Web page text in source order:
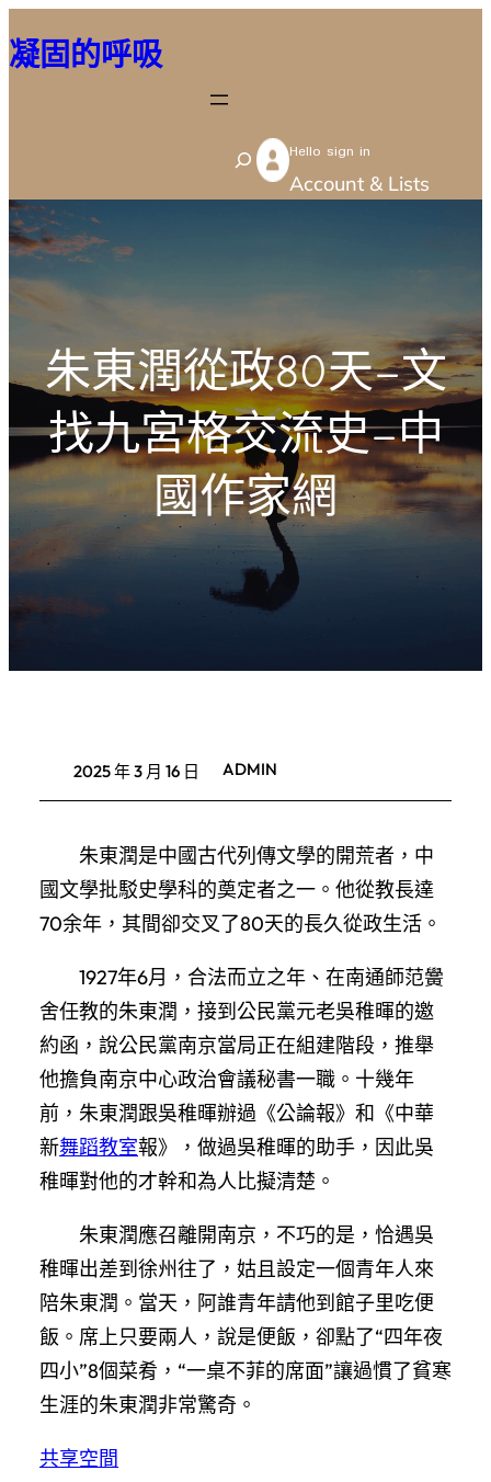
至
容
凝固的呼吸
S
e
Hello sign in
Account & Lists
朱東潤從政80天–文
找九宮格交流史–中
國作家網
2025 年 3 月 16 日 ADMIN
朱東潤是中國古代列傳文學的開荒者，中
國文學批駁史學科的奠定者之一。他從教長達
70余年，其間卻交叉了80天的長久從政生活。
1927年6月，合法而立之年、在南通師范黌
舍任教的朱東潤，接到公民黨元老吳稚暉的邀
約函，說公民黨南京當局正在組建階段，推舉
他擔負南京中心政治會議秘書一職。十幾年
前，朱東潤跟吳稚暉辦過《公論報》和《中華
新舞蹈教室報》，做過吳稚暉的助手，因此吳
稚暉對他的才幹和為人比擬清楚。
朱東潤應召離開南京，不巧的是，恰遇吳
稚暉出差到徐州往了，姑且設定一個青年人來
陪朱東潤。當天，阿誰青年請他到館子里吃便
飯。席上只要兩人，說是便飯，卻點了“四年夜
四小”8個菜肴，“一桌不菲的席面”讓過慣了貧寒
生涯的朱東潤非常驚奇。
共享空間